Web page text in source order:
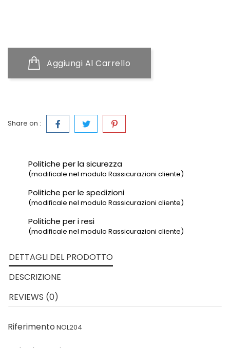
Aggiungi Al Carrello
Share on :
Politiche per la sicurezza
(modificale nel modulo Rassicurazioni cliente)
Politiche per le spedizioni
(modificale nel modulo Rassicurazioni cliente)
Politiche per i resi
(modificale nel modulo Rassicurazioni cliente)
DETTAGLI DEL PRODOTTO
DESCRIZIONE
REVIEWS (0)
Riferimento NOL204